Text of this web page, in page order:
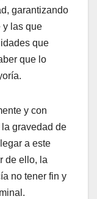
garantizando
y las que
que
que lo
y con
gravedad de
a este
de ello, la
no tener fin y